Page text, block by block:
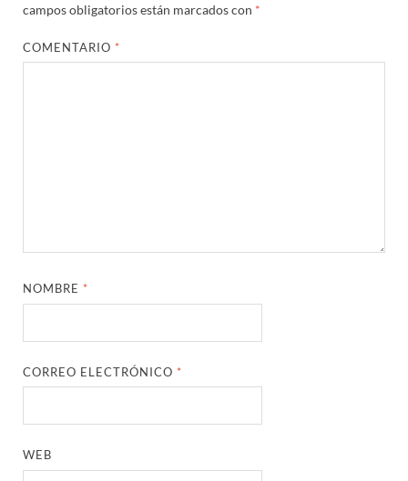
campos obligatorios están marcados con *
COMENTARIO *
NOMBRE *
CORREO ELECTRÓNICO *
WEB